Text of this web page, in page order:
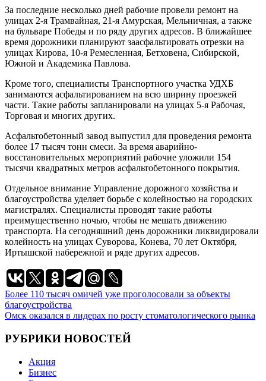
За последние несколько дней рабочие провели ремонт на
улицах 2-я Трамвайная, 21-я Амурская, Мельничная, а также
на бульваре Победы и по ряду других адресов. В ближайшее
время дорожники планируют заасфальтировать отрезки на
улицах Кирова, 10-я Ремесленная, Бетховена, Сибирской,
Южной и Академика Павлова.
Кроме того, специалисты Транспортного участка УДХБ
занимаются асфальтированием на всю ширину проезжей
части. Такие работы запланировали на улицах 5-я Рабочая,
Торговая и многих других.
Асфальтобетонный завод выпустил для проведения ремонта
более 17 тысяч тонн смеси. За время аварийно-
восстановительных мероприятий рабочие уложили 154
тысячи квадратных метров асфальтобетонного покрытия.
Отдельное внимание Управление дорожного хозяйства и
благоустройства уделяет борьбе с колейностью на городских
магистралях. Специалисты проводят такие работы
преимущественно ночью, чтобы не мешать движению
транспорта. На сегодняшний день дорожники ликвидировали
колейность на улицах Суворова, Конева, 70 лет Октября,
Иртышской набережной и ряде других адресов.
Навигация
по
Более 110 тысяч омичей уже проголосовали за объекты
благоустройства
Омск оказался в лидерах по росту стоматологического рынка
РУБРИКИ НОВОСТЕЙ
Акция
Бизнес